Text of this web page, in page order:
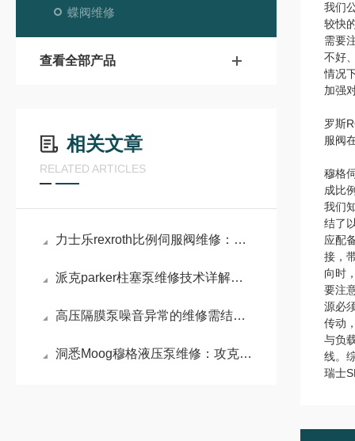
蝶阀维修
查看全部产品
相关文章
RELATED ARTICLES
力士乐rexroth比例伺服阀维修：比例伺服阀精准控制的液压利器
派克parker柱塞泵维修技术详解：常见故障诊断与维护策略
高压隔膜泵噪音异常的维修需结合其工作原理和常见故障点进行系统排查
洞悉Moog穆格液压泵维修：攻克电液伺服控制的核心难题
我们
较快
需要
不好
情况
加强
罗斯
服阀
穆格
成比
我们
结了
应配
接，
向时
要注
源必
传动
与负
线。
瑞士